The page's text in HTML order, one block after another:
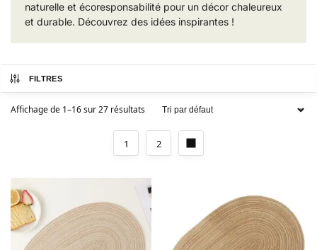
naturelle et écoresponsabilité pour un décor chaleureux
et durable. Découvrez des idées inspirantes !
FILTRES
Affichage de 1–16 sur 27 résultats
1 2